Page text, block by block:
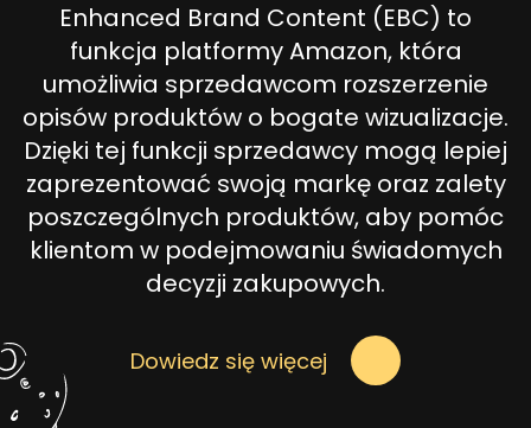
Enhanced Brand Content (EBC) to
funkcja platformy Amazon, która
umożliwia sprzedawcom rozszerzenie
opisów produktów o bogate wizualizacje.
Dzięki tej funkcji sprzedawcy mogą lepiej
zaprezentować swoją markę oraz zalety
poszczególnych produktów, aby pomóc
klientom w podejmowaniu świadomych
decyzji zakupowych.
Dowiedz się więcej